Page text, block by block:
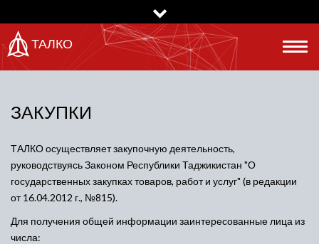
к
основному
содержанию
ТАЛКО
ЗАКУПКИ
ТАЛКО осуществляет закупочную деятельность,
руководствуясь Законом Республики Таджикистан "О
государственных закупках товаров, работ и услуг" (в редакции
от 16.04.2012 г., №815).
Для получения общей информации заинтересованные лица из
числа: